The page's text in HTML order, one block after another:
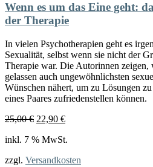
Wenn es um das Eine geht:
der Therapie
In vielen Psychotherapien geht es
Sexualität, selbst wenn sie nicht der
Therapie war. Die Autorinnen zeigen,
gelassen auch ungewöhnlichsten
Wünschen nähert, um zu Lösungen
eines Paares zufriedenstellen können.
25,00€ Ursprünglicher
war:
22,90 €Aktueller
ist:
inkl. 7 % MwSt.
zzgl. Versandkosten